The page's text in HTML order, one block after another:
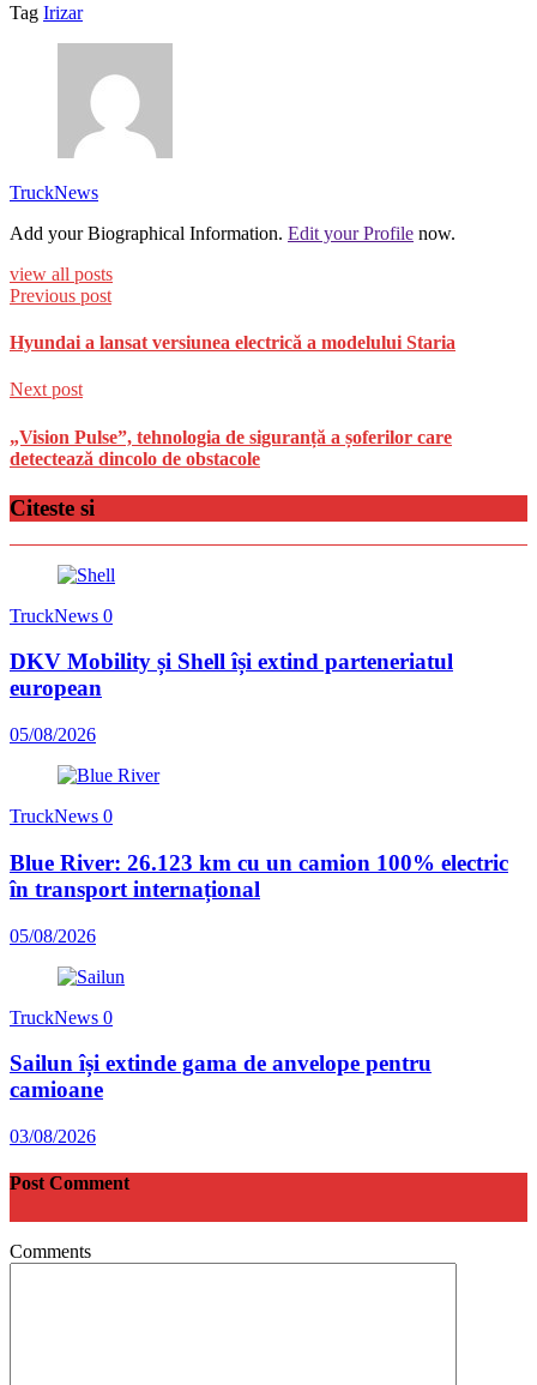
Tag Irizar
TruckNews
Add your Biographical Information. Edit your Profile now.
view all posts
Previous post
Hyundai a lansat versiunea electrică a modelului Staria
Next post
„Vision Pulse”, tehnologia de siguranță a șoferilor care
detectează dincolo de obstacole
Citeste si
TruckNews 0
DKV Mobility și Shell își extind parteneriatul
european
05/08/2026
TruckNews 0
Blue River: 26.123 km cu un camion 100% electric
în transport internațional
05/08/2026
TruckNews 0
Sailun își extinde gama de anvelope pentru
camioane
03/08/2026
Post Comment
Comments